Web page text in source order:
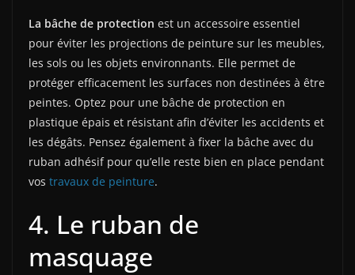
La bâche de protection est un accessoire essentiel
pour éviter les projections de peinture sur les meubles,
les sols ou les objets environnants. Elle permet de
protéger efficacement les surfaces non destinées à être
peintes. Optez pour une bâche de protection en
plastique épais et résistant afin d’éviter les accidents et
les dégâts. Pensez également à fixer la bâche avec du
ruban adhésif pour qu’elle reste bien en place pendant
vos travaux de peinture.
4. Le ruban de
masquage